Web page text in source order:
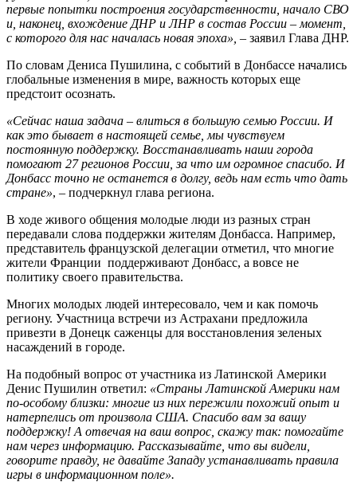
первые попытки построения государственности, начало СВО
и, наконец, вхождение ДНР и ЛНР в состав России – момент,
с которого для нас началась новая эпоха», – заявил Глава ДНР.
По словам Дениса Пушилина, с событий в Донбассе начались
глобальные изменения в мире, важность которых еще
предстоит осознать.
«Сейчас наша задача – влиться в большую семью России. И
как это бывает в настоящей семье, мы чувствуем
постоянную поддержку. Восстанавливать наши города
помогают 27 регионов России, за что им огромное спасибо. И
Донбасс точно не останется в долгу, ведь нам есть что дать
стране», – подчеркнул глава региона.
В ходе живого общения молодые люди из разных стран
передавали слова поддержки жителям Донбасса. Например,
представитель французской делегации отметил, что многие
жители Франции поддерживают Донбасс, а вовсе не
политику своего правительства.
Многих молодых людей интересовало, чем и как помочь
региону. Участница встречи из Астрахани предложила
привезти в Донецк саженцы для восстановления зеленых
насаждений в городе.
На подобный вопрос от участника из Латинской Америки
Денис Пушилин ответил: «Страны Латинской Америки нам
по-особому близки: многие из них пережили похожий опыт и
натерпелись от произвола США. Спасибо вам за вашу
поддержку! А отвечая на ваш вопрос, скажу так: помогайте
нам через информацию. Рассказывайте, что вы видели,
говорите правду, не давайте Западу устанавливать правила
игры в информационном поле».